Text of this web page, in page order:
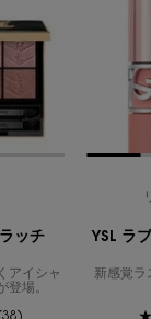
ッチ
アイシャ
登場。
YSL ラ
新感覚ラ